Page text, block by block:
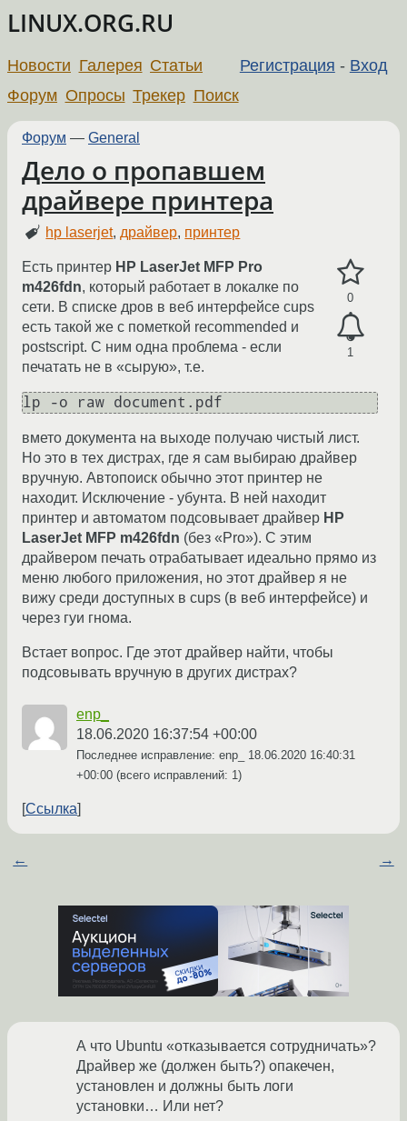
LINUX.ORG.RU
Регистрация - Вход
Новости Галерея Статьи
Форум Опросы Трекер Поиск
Форум — General
Дело о пропавшем
драйвере принтера
hp laserjet,драйвер, принтер
0
1
Есть принтер HP LaserJet MFP Pro
m426fdn, который работает в локалке по
сети. В списке дров в веб интерфейсе cups
есть такой же с пометкой recommended и
postscript. С ним одна проблема - если
печатать не в «сырую», т.е.
вмето документа на выходе получаю чистый лист.
Но это в тех дистрах, где я сам выбираю драйвер
вручную. Автопоиск обычно этот принтер не
находит. Исключение - убунта. В ней находит
принтер и автоматом подсовывает драйвер HP
LaserJet MFP m426fdn (без «Pro»). С этим
драйвером печать отрабатывает идеально прямо из
меню любого приложения, но этот драйвер я не
вижу среди доступных в cups (в веб интерфейсе) и
через гуи гнома.
Встает вопрос. Где этот драйвер найти, чтобы
подсовывать вручную в других дистрах?
enp_
18.06.2020 16:37:54 +00:00
Последнее исправление: enp_ 18.06.2020 16:40:31
+00:00 (всего исправлений: 1)
Ссылка
← →
А что Ubuntu «отказывается сотрудничать»?
Драйвер же (должен быть?) опакечен,
установлен и должны быть логи
установки… Или нет?